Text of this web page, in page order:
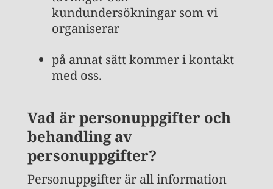
kundundersökningar som vi
organiserar
på annat sätt kommer i kontakt
med oss.
Vad är personuppgifter och
behandling av
personuppgifter?
Personuppgifter är all information